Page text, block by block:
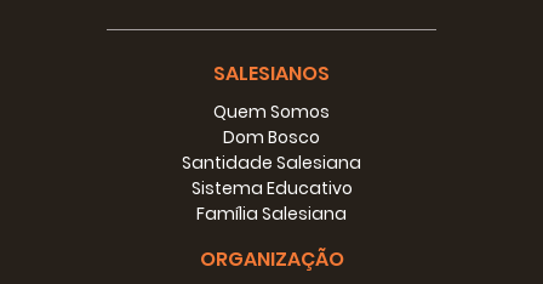
SALESIANOS
Quem Somos
Dom Bosco
Santidade Salesiana
Sistema Educativo
Família Salesiana
ORGANIZAÇÃO